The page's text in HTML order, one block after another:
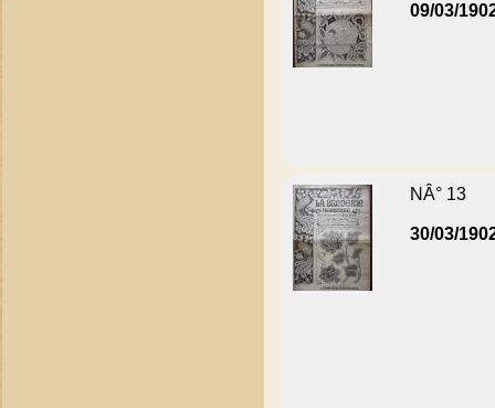
09/03/
NÂ° 13
30/03/